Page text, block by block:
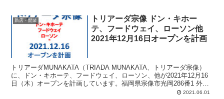
新店・開業
トリアーダ宗像 ドン・キホー
テ、フードウェイ、ローソン他
2021年12月16日オープンを計画
トリアーダMUNAKATA（TRIADA MUNAKATA、トリアーダ宗像）
に、ドン・キホーテ、フードウェイ、ローソン、他が2021年12月16
日（木）オープンを計画しています。福岡県宗像市光岡286番1 外。
計画では、店舗面積の合計：5,699平方メートル、駐車場合計：333
2021.06.01